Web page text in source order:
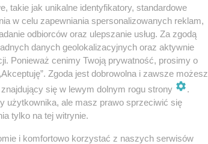
Jestem przekonany, że to
że siatkówka to taka
szef rządu.
takie jak unikalne identyfikatory, standardowe
w celu zapewniania spersonalizowanych reklam,
odbiorców oraz ulepszanie usług. Za zgodą
danych geolokalizacyjnych oraz aktywnie
Ponieważ cenimy Twoją prywatność, prosimy o
Zgoda jest dobrowolna i zawsze możesz
się w lewym dolnym rogu strony
.
użytkownika, ale masz prawo sprzeciwić się
tylko na tej witrynie.
i komfortowo korzystać z naszych serwisów